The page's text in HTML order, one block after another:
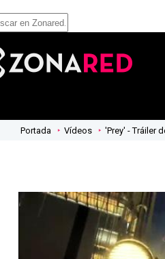
Portada Vídeos 'Prey' - Tráiler